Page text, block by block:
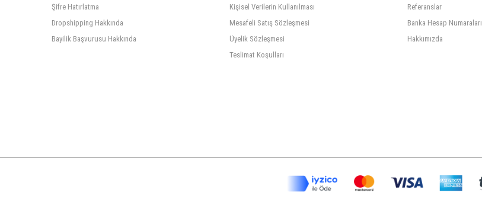
Şifre Hatırlatma
Dropshipping Hakkında
Bayilik Başvurusu Hakkında
Kişisel Verilerin Kullanılması
Mesafeli Satış Sözleşmesi
Üyelik Sözleşmesi
Teslimat Koşulları
Referanslar
Banka Hesap Numaraları
Hakkımızda